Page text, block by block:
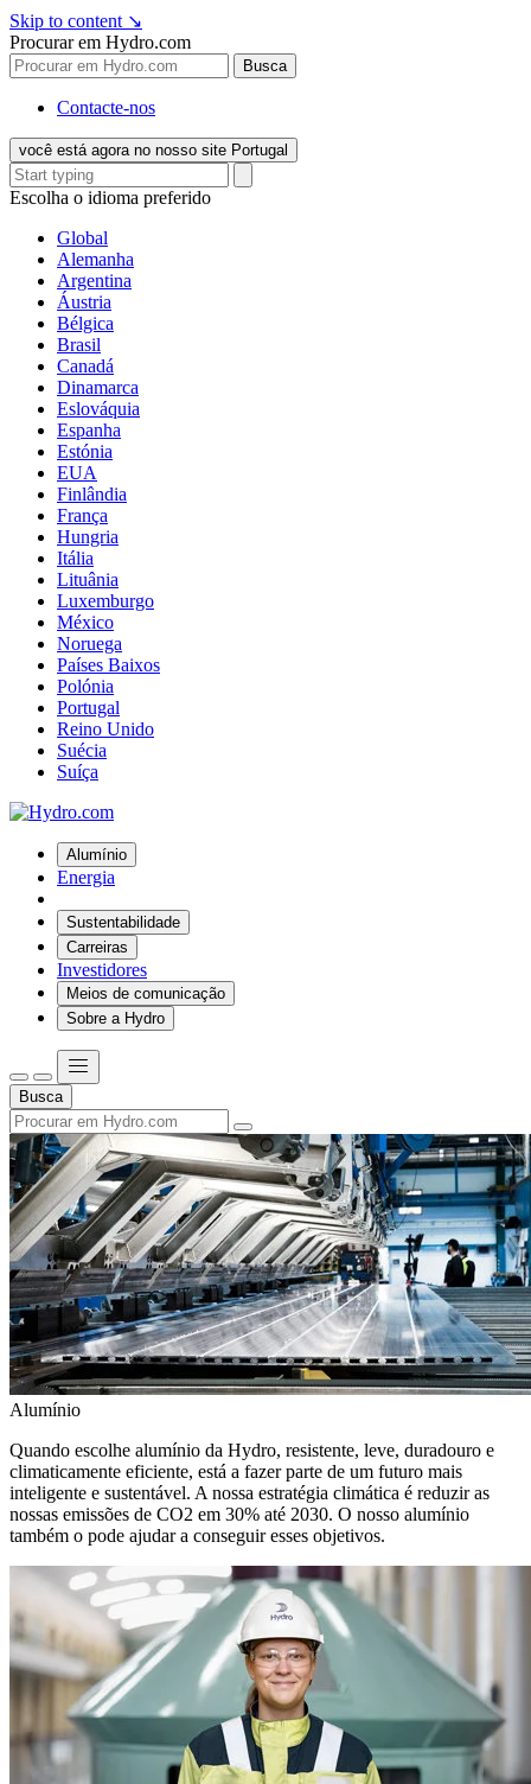
Skip to content ↘
Procurar em Hydro.com
Busca
Contacte-nos
você está agora no nosso site Portugal
Escolha o idioma preferido
Global
Alemanha
Argentina
Áustria
Bélgica
Brasil
Canadá
Dinamarca
Eslováquia
Espanha
Estónia
EUA
Finlândia
França
Hungria
Itália
Lituânia
Luxemburgo
México
Noruega
Países Baixos
Polónia
Portugal
Reino Unido
Suécia
Suíça
Alumínio
Energia
Sustentabilidade
Carreiras
Investidores
Meios de comunicação
Sobre a Hydro
Busca
Alumínio
Quando escolhe alumínio da Hydro, resistente, leve, duradouro e
climaticamente eficiente, está a fazer parte de um futuro mais
inteligente e sustentável. A nossa estratégia climática é reduzir as
nossas emissões de CO2 em 30% até 2030. O nosso alumínio
também o pode ajudar a conseguir esses objetivos.